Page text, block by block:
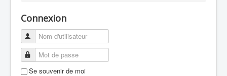
ESCALADE
ALPINISME
Connexion
Se souvenir de moi